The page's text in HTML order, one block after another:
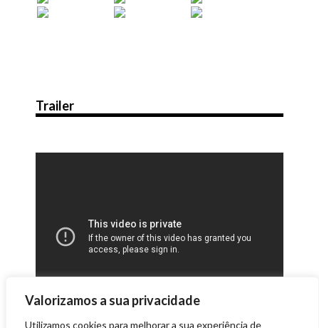
Valorizamos a sua privacidade
Utilizamos cookies para melhorar a sua experiência de
Trailer